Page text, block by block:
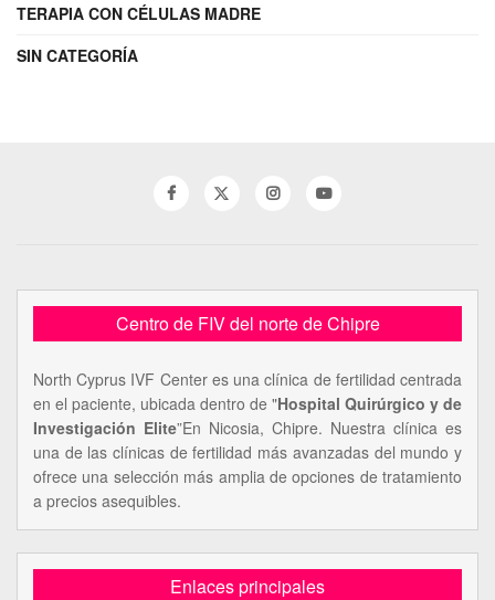
TERAPIA CON CÉLULAS MADRE
SIN CATEGORÍA
Centro de FIV del norte de Chipre
North Cyprus IVF Center es una clínica de fertilidad centrada
en el paciente, ubicada dentro de "Hospital Quirúrgico y de
Investigación Elite”En Nicosia, Chipre. Nuestra clínica es
una de las clínicas de fertilidad más avanzadas del mundo y
ofrece una selección más amplia de opciones de tratamiento
a precios asequibles.
Enlaces principales